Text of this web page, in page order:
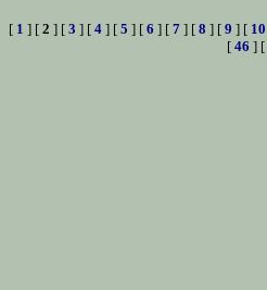
[ 1 ] [ 2 ] [ 3 ] [ 4 ] [ 5 ] [ 6 ] [ 7 ] [ 8 ] [ 9 ] [ 10
[ 46 ] [